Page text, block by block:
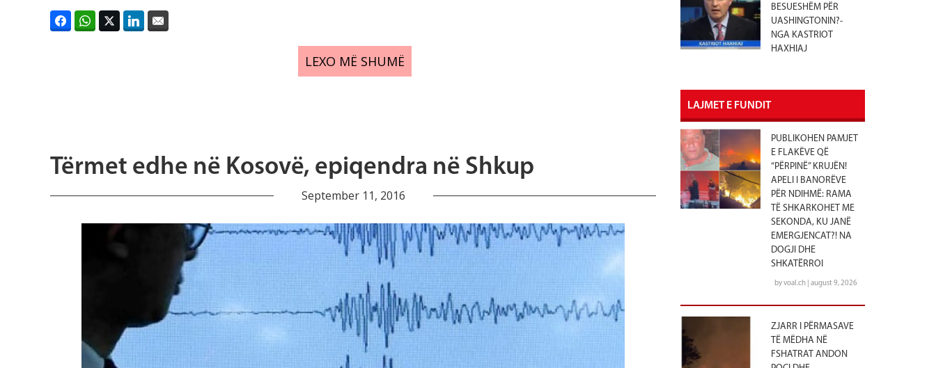
LEXO MË SHUMË
Tërmet edhe në Kosovë, epiqendra në Shkup
September 11, 2016
BESUESHËM PËR
UASHINGTONIN?-
NGA KASTRIOT
HAXHIAJ
LAJMET E FUNDIT
PUBLIKOHEN PAMJET
E FLAKËVE QË
“PËRPINË” KRUJËN!
APELI I BANORËVE
PËR NDIHMË: RAMA
TË SHKARKOHET ME
SEKONDA, KU JANË
EMERGJENCAT?! NA
DOGJI DHE
SHKATËRROI
by voal.ch | august 9, 2026
ZJARR I PËRMASAVE
TË MËDHA NË
FSHATRAT ANDON